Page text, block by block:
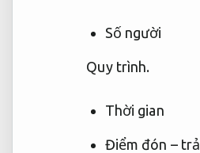
Số người
Quy trình.
Thời gian
Điểm đón – trả